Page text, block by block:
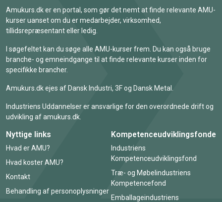
Amukurs.dk er en portal, som gør det nemt at finde relevante AMU-
kurser uanset om du er medarbejder, virksomhed,
tillidsrepræsentant eller ledig.
I søgefeltet kan du søge alle AMU-kurser frem. Du kan også bruge
branche- og emneindgange til at finde relevante kurser inden for
specifikke brancher.
Amukurs.dk ejes af Dansk Industri, 3F og Dansk Metal.
Industriens Uddannelser er ansvarlige for den overordnede drift og
udvikling af amukurs.dk.
Nyttige links
Hvad er AMU?
Hvad koster AMU?
Kontakt
Behandling af personoplysninger
Kompetenceudviklingsfonde
Industriens
Kompetenceudviklingsfond
Træ- og Møbelindustriens
Kompetencefond
Emballageindustriens